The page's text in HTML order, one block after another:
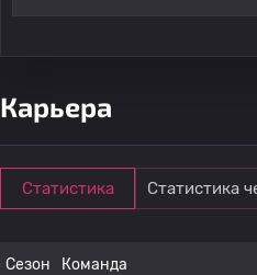
Карьера
Статистика Статистика
Сезон Команда